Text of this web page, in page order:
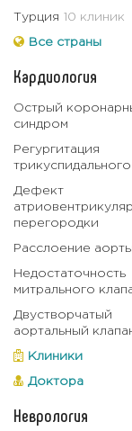
Турция 10 клиник
Все страны
Кардиология
Острый
синдром
Регургитация
Дефект
перегородки
Расслоение аорты
Недостаточность
митрального
Двустворчатый
аортальный
Клиники
Доктора
Неврология